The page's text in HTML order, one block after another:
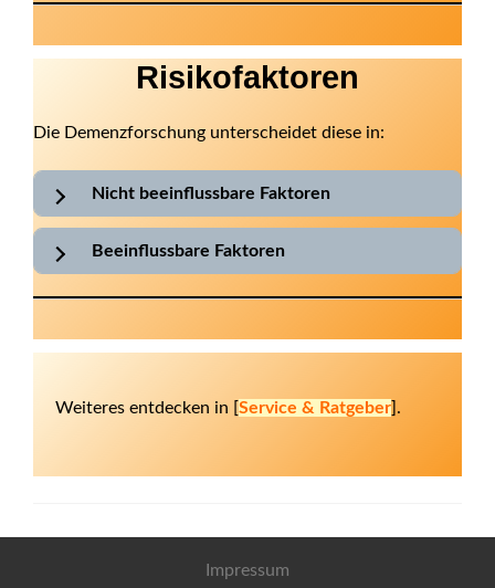
Risikofaktoren
Die Demenzforschung unterscheidet diese in:
Nicht beeinflussbare Faktoren
Beeinflussbare Faktoren
Weiteres entdecken in [Service & Ratgeber].
Impressum